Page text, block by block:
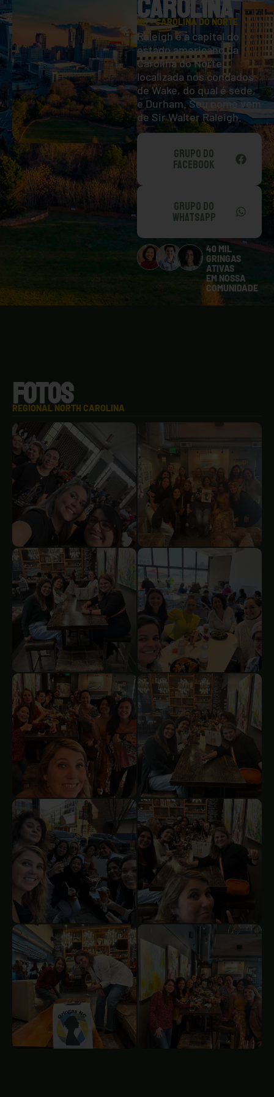
CAROLINA
NC - CAROLINA DO NORTE
Raleigh é a capital do
estado americano da
Carolina do Norte,
localizada nos condados
de Wake, do qual é sede,
e Durham. Seu nome vem
de Sir Walter Raleigh.
GRUPO DO
FACEBOOK
GRUPO DO
WHATSAPP
40 MIL
GRINGAS
ATIVAS
EM NOSSA
COMUNIDADE
FOTOS
REGIONAL NORTH CAROLINA